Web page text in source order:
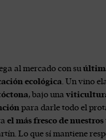
al mercado con su
ecológica. Un vino
, bajo una
para darle todo el
el más fresco de
Lo que sí mantiene